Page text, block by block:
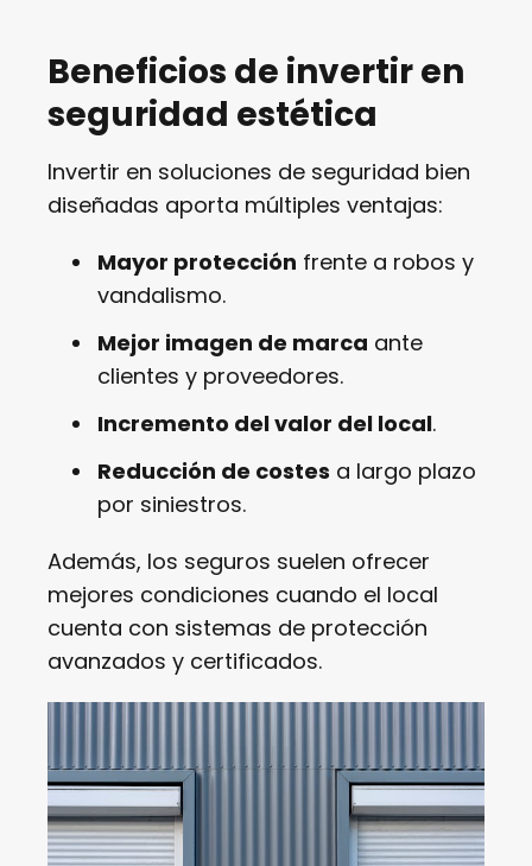
Beneficios de invertir en
seguridad estética
Invertir en soluciones de seguridad bien
diseñadas aporta múltiples ventajas:
Mayor protección frente a robos y
vandalismo.
Mejor imagen de marca ante
clientes y proveedores.
Incremento del valor del local.
Reducción de costes a largo plazo
por siniestros.
Además, los seguros suelen ofrecer
mejores condiciones cuando el local
cuenta con sistemas de protección
avanzados y certificados.